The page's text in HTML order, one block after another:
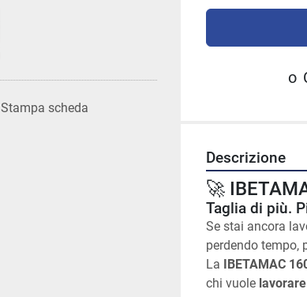
Stampa scheda
o
Descrizione
🚀
Taglia di più.
Se stai ancora
perdendo tempo,
La IBETAMAC
chi vuole